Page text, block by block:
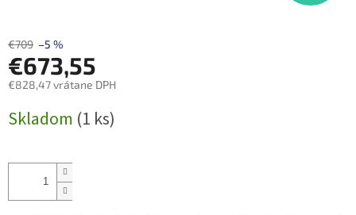
€709 –5 %
€673,55
€828,47 vrátane DPH
cena:
Skladom (1 ks)